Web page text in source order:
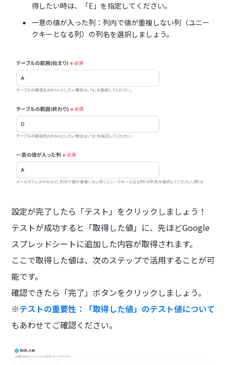
得したい時は、「E」を指定してください。‍
一意の値が入った列：列内で値が重複しない列（ユニー
クキーとなる列）の列名を選択しましょう。
設定が完了したら「テスト」をクリックしましょう！
テストが成功すると「取得した値」に、先ほどGoogle
スプレッドシートに追加した内容が取得されます。
ここで取得した値は、次のステップで活用することが可
能です。
確認できたら「完了」ボタンをクリックしましょう。
※テストの重要性：「取得した値」のテスト値について
もあわせてご確認ください。